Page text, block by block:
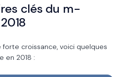
clés du m-
croissance, voici quelques
en 2018 :